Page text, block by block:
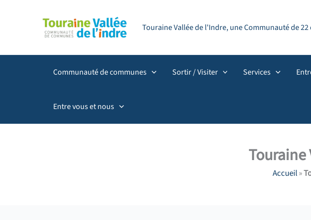
Touraine Vallée de l'Indre, une Communauté de
Communauté de communes Sortir / Visiter Services
Entre vous et nous
Touraine
Accueil»
les
publications
catégorie